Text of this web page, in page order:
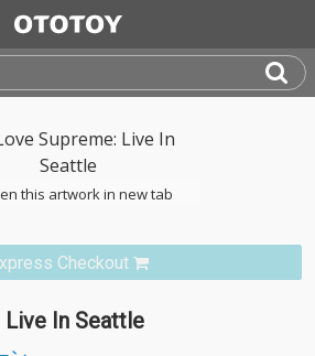
this artwork in new tab
Checkout
In Seattle